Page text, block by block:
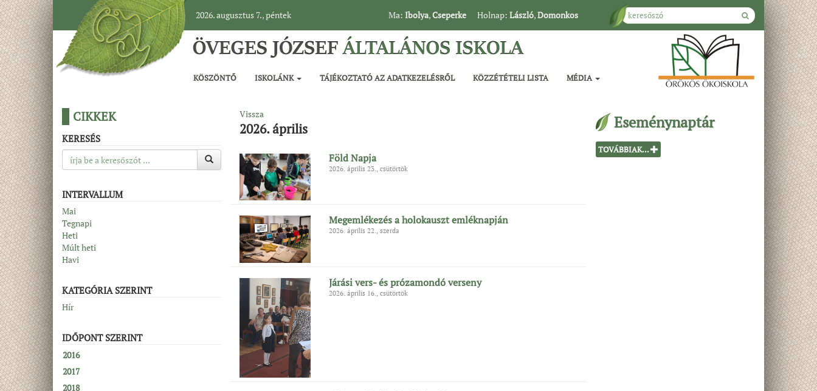
2026. augusztus 7., péntek Ma: Ibolya,Cseperke Holnap: László,Domonkos
KÖSZÖNTŐ ISKOLÁNK TÁJÉKOZTATÓ AZ ADATKEZELÉSRŐL KÖZZÉTÉTELI LISTA MÉDIA
CIKKEK
KERESÉS
INTERVALLUM
Mai
Tegnapi
Heti
Múlt heti
Havi
KATEGÓRIA SZERINT
Hír
IDŐPONT SZERINT
2016
2017
2018
Vissza
2026. április
Föld Napja
2026. április 23., csütörtök
Megemlékezés a holokauszt emléknapján
2026. április 22., szerda
Járási vers- és prózamondó verseny
2026. április 16., csütörtök
Eseménynaptár
TOVÁBBIAK...